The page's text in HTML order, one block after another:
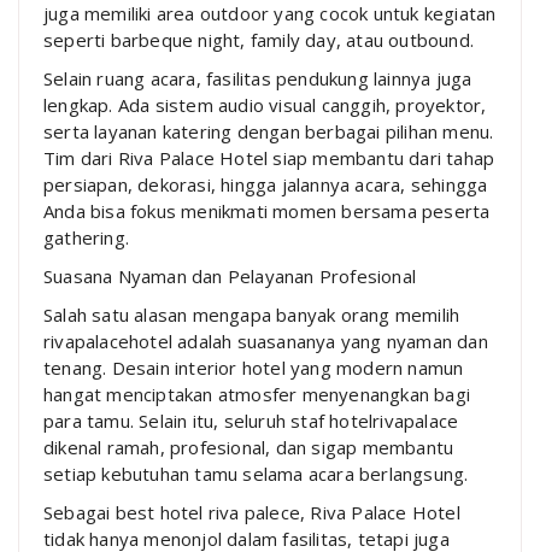
juga memiliki area outdoor yang cocok untuk kegiatan
seperti barbeque night, family day, atau outbound.
Selain ruang acara, fasilitas pendukung lainnya juga
lengkap. Ada sistem audio visual canggih, proyektor,
serta layanan katering dengan berbagai pilihan menu.
Tim dari Riva Palace Hotel siap membantu dari tahap
persiapan, dekorasi, hingga jalannya acara, sehingga
Anda bisa fokus menikmati momen bersama peserta
gathering.
Suasana Nyaman dan Pelayanan Profesional
Salah satu alasan mengapa banyak orang memilih
rivapalacehotel adalah suasananya yang nyaman dan
tenang. Desain interior hotel yang modern namun
hangat menciptakan atmosfer menyenangkan bagi
para tamu. Selain itu, seluruh staf hotelrivapalace
dikenal ramah, profesional, dan sigap membantu
setiap kebutuhan tamu selama acara berlangsung.
Sebagai best hotel riva palece, Riva Palace Hotel
tidak hanya menonjol dalam fasilitas, tetapi juga